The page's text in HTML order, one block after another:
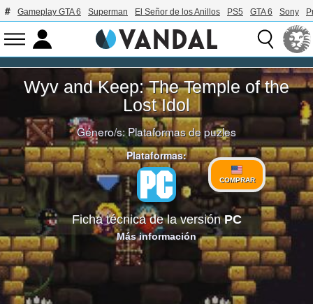
Gameplay GTA 6 Superman El Señor de los Anillos PS5 GTA 6 Sony
Wyv and Keep: The Temple of the
Lost Idol
Género/s:Plataformas de puzles
Plataformas:
COMPRAR
Ficha técnica de la versiónPC
Más información